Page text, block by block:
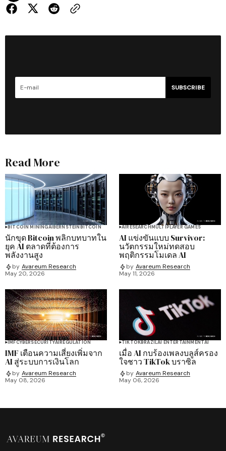
SUBSCRIBE
Read More
BITCOIN MININGAIBERNSTEINBITCOIN
นักขุด Bitcoin พลิกบทบาทใน
ยุค AI ตลาดที่ต้องการ
พลังงานสูง
by Avareum Research
May 20, 2026
AIRESEARCHMULTIPLAYER GAMES
AI แข่งขันแบบ Survivor:
นวัตกรรมใหม่ทดสอบ
พฤติกรรมโมเดล AI
by Avareum Research
May 11, 2026
IMFCYBERSECURITYAIREGULATION
IMF เตือนความเสี่ยงเพิ่มจาก
AI สู่ระบบการเงินโลก
by Avareum Research
May 08, 2026
TIKTOKBRAZILAI ENTERTAINMENTAI
เมื่อ AI กบร้องเพลงบลูส์ครอง
ใจชาว TikTok บราซิล
by Avareum Research
May 06, 2026